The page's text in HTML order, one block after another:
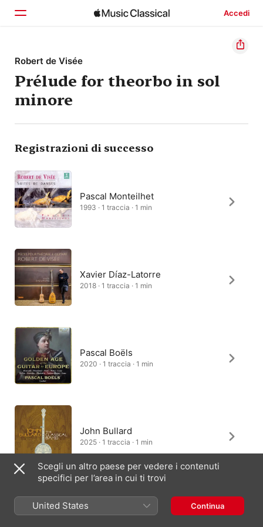
Accedi
Home
Scopri
Cerca
Robert de Visée
Prélude for theorbo in sol
minore
Registrazioni di successo
Pascal Monteilhet
1993 · 1 traccia · 1 min
Xavier Díaz-Latorre
2018 · 1 traccia · 1 min
Pascal Boëls
2020 · 1 traccia · 1 min
John Bullard
2025 · 1 traccia · 1 min
Vincent Dumestre
Scegli un altro paese per vedere i contenuti
specifici per l’area in cui ti trovi
United States Continua